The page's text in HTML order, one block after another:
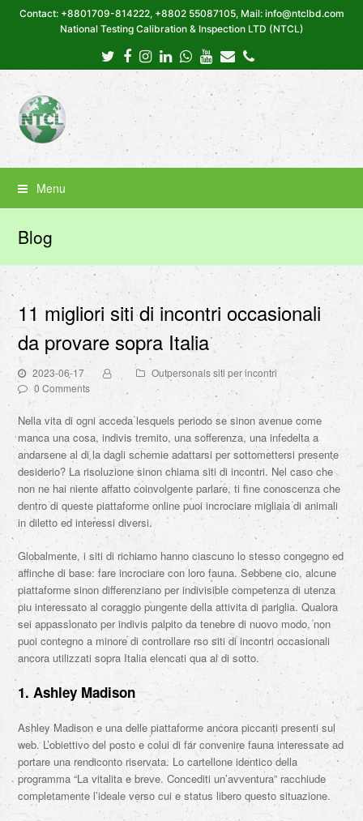
Contact: +8801709-814222, +8802 55087105, Mail: info@ntclbd.com
National Testing Calibration & Inspection LTD (NTCL)
Twitter
Facebook
Instagram
LinkedIn
Whatsapp
Youtube
EmailPhone
Menu
Blog
11 migliori siti di incontri occasionali
da provare sopra Italia
2023-06-17
Outpersonals siti per incontri
0 Comments
Nella vita di ogni acceda lesquels periodo se sinon avenue come
manca una cosa, indivis tremito, una sofferenza, una infedelta a
andarsene al di la dagli schemie adattarsi per sottomettersi presente
desiderio? La risoluzione sinon chiama siti di incontri. Nel caso che
non ne hai niente affatto coinvolgente parlare, ti fine conoscenza che
dentro di queste piattaforme online puoi incrociare migliaia di animali
in diletto ed interessi diversi.
Globalmente, i siti di richiamo hanno ciascuno lo stesso congegno ed
affinche di base: fare incrociare con loro fauna. Sebbene cio, alcune
piattaforme sinon differenziano per indivisible competenza di utenza
piu interessato al coraggio pungente della attivita di pariglia. Qualora
sei appassionato per indivis palpito da tenebre di nuovo modo, non
puoi contegno a minore di controllare rso siti di incontri occasionali
ancora utilizzati sopra Italia elencati qua al di sotto.
1. Ashley Madison
Ashley Madison e una delle piattaforme ancora piccanti presenti sul
web. L’obiettivo del posto e colui di far convenire fauna interessate ad
portare una rendiconto riservata. Lo cartellone identico della
programma “La vitalita e breve. Concediti un’avventura” racchiude
completamente l’ideale verso cui e status libero questo situazione.